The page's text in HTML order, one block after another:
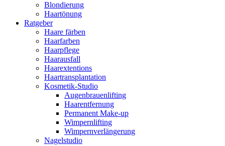
Blondierung
Haartönung
Ratgeber
Haare färben
Haarfarben
Haarpflege
Haarausfall
Haarextentions
Haartransplantation
Kosmetik-Studio
Augenbrauenlifting
Haarentfernung
Permanent Make-up
Wimpernlifting
Wimpernverlängerung
Nagelstudio